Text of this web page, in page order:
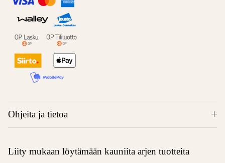
Ohjeita ja tietoa
Liity mukaan löytämään kauniita arjen tuotteita